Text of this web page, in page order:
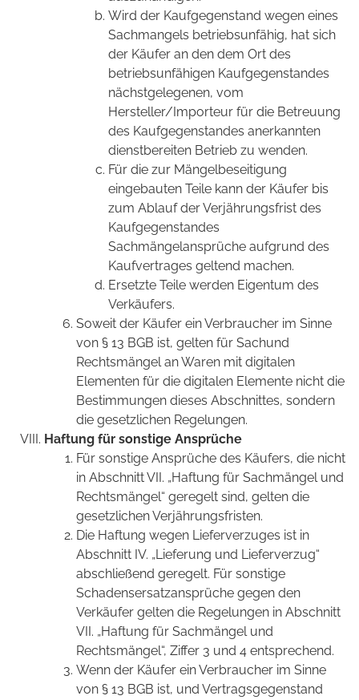
Wird der Kaufgegenstand wegen eines
Sachmangels betriebsunfähig, hat sich
der Käufer an den dem Ort des
betriebsunfähigen Kaufgegenstandes
nächstgelegenen, vom
Hersteller/Importeur für die Betreuung
des Kaufgegenstandes anerkannten
dienstbereiten Betrieb zu wenden.
Für die zur Mängelbeseitigung
eingebauten Teile kann der Käufer bis
zum Ablauf der Verjährungsfrist des
Kaufgegenstandes
Sachmängelansprüche aufgrund des
Kaufvertrages geltend machen.
Ersetzte Teile werden Eigentum des
Verkäufers.
Soweit der Käufer ein Verbraucher im Sinne
von § 13 BGB ist, gelten für Sachund
Rechtsmängel an Waren mit digitalen
Elementen für die digitalen Elemente nicht die
Bestimmungen dieses Abschnittes, sondern
die gesetzlichen Regelungen.
Haftung für sonstige Ansprüche
Für sonstige Ansprüche des Käufers, die nicht
in Abschnitt VII. „Haftung für Sachmängel und
Rechtsmängel“ geregelt sind, gelten die
gesetzlichen Verjährungsfristen.
Die Haftung wegen Lieferverzuges ist in
Abschnitt IV. „Lieferung und Lieferverzug“
abschließend geregelt. Für sonstige
Schadensersatzansprüche gegen den
Verkäufer gelten die Regelungen in Abschnitt
VII. „Haftung für Sachmängel und
Rechtsmängel“, Ziffer 3 und 4 entsprechend.
Wenn der Käufer ein Verbraucher im Sinne
von § 13 BGB ist, und Vertragsgegenstand